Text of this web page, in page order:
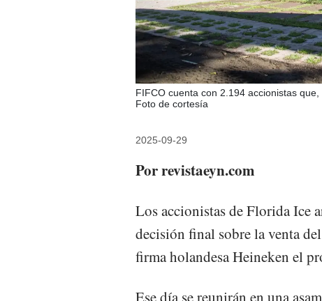
FIFCO cuenta con 2.194 accionistas
Foto de cortesía
2025-09-29
Por revistaeyn.com
Los accionistas de Florida Ice
decisión final sobre la venta
firma holandesa Heineken el
Ese día se reunirán en una